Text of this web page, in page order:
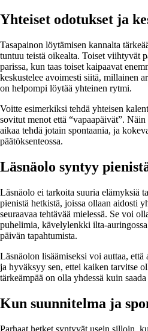
Yhteiset odotukset ja
Tasapainon löytämisen kannalta
tuntuu teistä oikealta. Toiset viihtyvät
parissa, kun taas toiset kaipaavat
keskustelee avoimesti siitä, millainen
on helpompi löytää yhteinen rytmi.
Voitte esimerkiksi tehdä yhteisen
sovitut menot että “vapaapäivät”.
aikaa tehdä jotain spontaania, ja
päätöksenteossa.
Läsnäolo syntyy
Läsnäolo ei tarkoita suuria elämyksiä
pienistä hetkistä, joissa ollaan aidosti
seuraavaa tehtävää mielessä. Se voi
puhelimia, kävelylenkki ilta-
päivän tapahtumista.
Läsnäolon lisäämiseksi voi auttaa, että
ja hyväksyy sen, ettei kaiken tarvitse
tärkeämpää on olla yhdessä kuin
Kun suunnitelma ja
Parhaat hetket syntyvät usein silloin,